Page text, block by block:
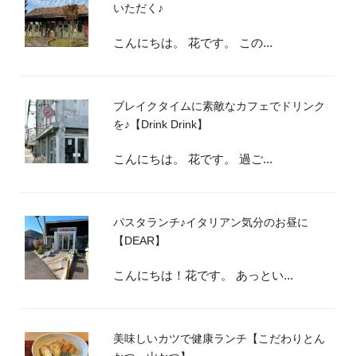
いただく♪
こんにちは。 花です。 この...
ブレイクタイムに素敵なカフェでドリンク
を♪【Drink Drink】
こんにちは。 花です。 過ご...
パスタランチ♪イタリアン気分のお昼に
【DEAR】
こんにちは！花です。 あっとい...
美味しいカツで健康ランチ【こだわりとん